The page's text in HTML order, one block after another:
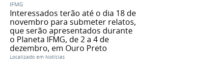
IFMG
Interessados terão até o dia 18 de
novembro para submeter relatos,
que serão apresentados durante
o Planeta IFMG, de 2 a 4 de
dezembro, em Ouro Preto
Localizado em Notícias